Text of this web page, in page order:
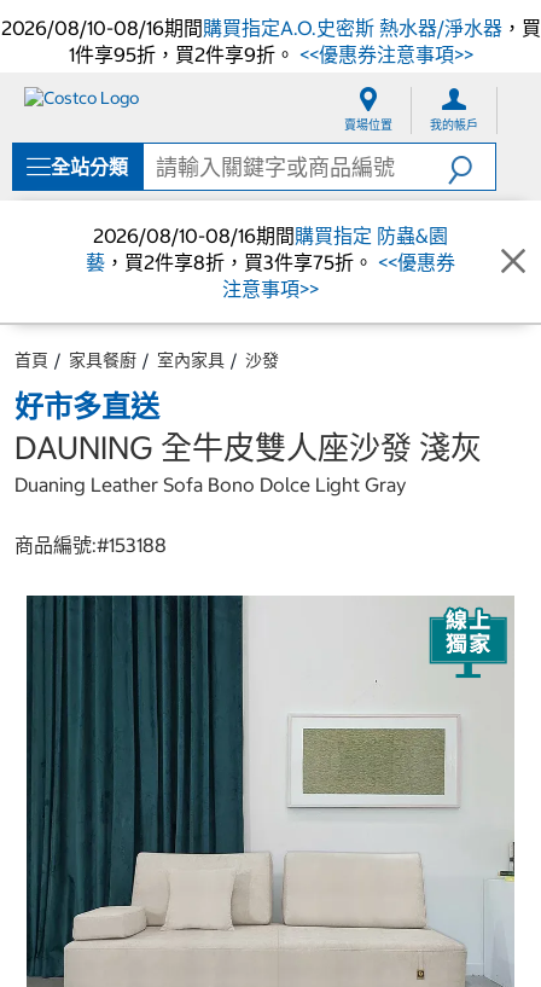
2026/08/10-08/16期間購買指定A.O.史密斯 熱水器/淨水器，買
1件享95折，買2件享9折。 <<優惠券注意事項>>
單
賣場位置 我的帳戶
全站分類
2026/08/10-08/16期間購買指定 防蟲&園
藝 ，買2件享8折，買3件享75折。 <<優惠券
注意事項>>
首頁 家具餐廚 室內家具 沙發
好市多直送
DAUNING 全牛皮雙人座沙發 淺灰
Duaning Leather Sofa Bono Dolce Light Gray
商品編號:#153188